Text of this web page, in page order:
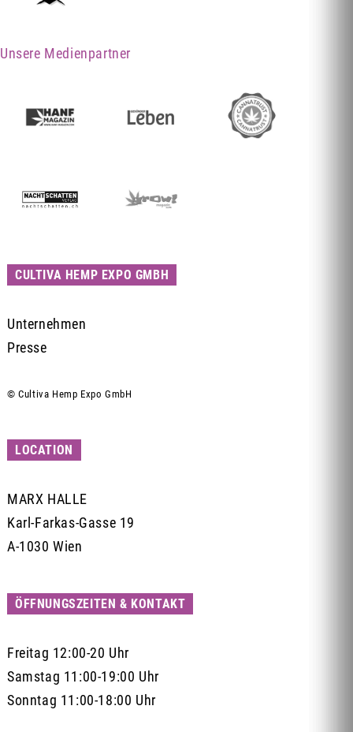
Unsere Medienpartner
CULTIVA HEMP EXPO GMBH
Unternehmen
Presse
© Cultiva Hemp Expo GmbH
LOCATION
MARX HALLE
Karl-Farkas-Gasse 19
A-1030 Wien
ÖFFNUNGSZEITEN & KONTAKT
Freitag 12:00-20 Uhr
Samstag 11:00-19:00 Uhr
Sonntag 11:00-18:00 Uhr